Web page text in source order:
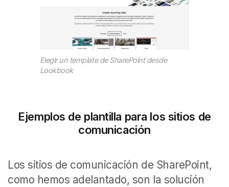
Elegir un template de SharePoint desde
Lookbook
Ejemplos de plantilla para los sitios de
comunicación
Los sitios de comunicación de SharePoint,
como hemos adelantado, son la solución